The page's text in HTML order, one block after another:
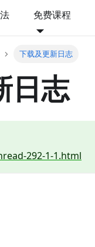
免费课程
下载及更新日志
日志
292-1-1.html